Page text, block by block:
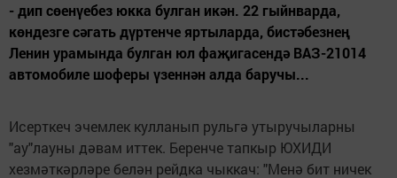
- дип сөенүебез юкка булган икән. 22 гыйнварда,
көндезге сәгать дүртенче яртыларда, бистәбезнең
Ленин урамында булган юл фаҗигасендә ВАЗ-21014
автомобиле шоферы үзеннән алда баручы...
Исерткеч эчемлек кулланып рульгә утыручыларны
"ау"лауны дәвам иттек. Беренче тапкыр ЮХИДИ
хезмәткәрләре белән рейдка чыккач: "Менә бит ничек